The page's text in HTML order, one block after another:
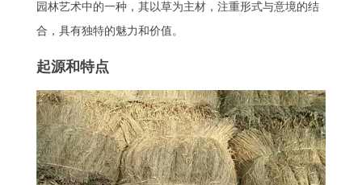
园林艺术中的一种，其以草为主材，注重形式与意境的结
合，具有独特的魅力和价值。
起源和特点